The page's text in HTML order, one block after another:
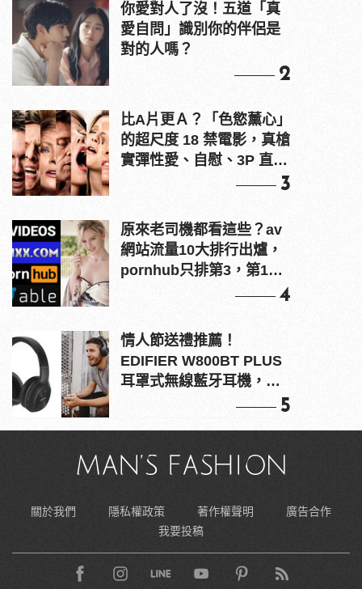
你愛對人了沒！五道「真
愛自問」識別你的伴侶是
對的人嗎？
2
比A片更Ａ？「色慾薰心」
的超尺度 18 禁電影，真槍
實彈性愛、自慰、3P 直接
3
原來老司機都看這些？av
網站流量10大排行出爐，
pornhub只排第3，第1名
4
情人節送禮推薦！
EDIFIER W800BT PLUS
耳罩式無線藍牙耳機，在
5
關於我們 隱私權政策 著作權聲明
廣告合作
我要投稿